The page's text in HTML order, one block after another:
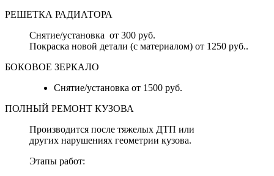
РЕШЕТКА РАДИАТОРА
Снятие/установка от 300 руб.
Покраска новой детали (с материалом) от 1250 руб..
БОКОВОЕ ЗЕРКАЛО
Снятие/установка от 1500 руб.
ПОЛНЫЙ РЕМОНТ КУЗОВА
Производится после тяжелых ДТП или
других нарушениях геометрии кузова.
Этапы работ: